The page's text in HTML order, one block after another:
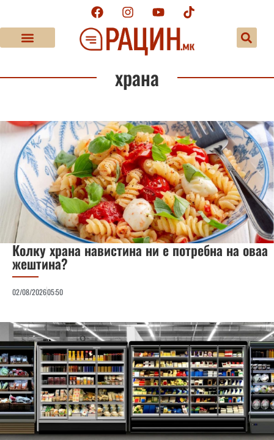
храна
Колку храна навистина ни е потребна на оваа
жештина?
02/08/202605:50